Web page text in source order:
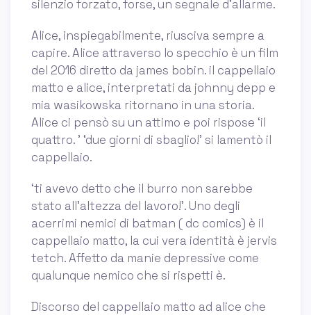
silenzio forzato, forse, un segnale d’allarme.
Alice, inspiegabilmente, riusciva sempre a
capire. Alice attraverso lo specchio è un film
del 2016 diretto da james bobin. il cappellaio
matto e alice, interpretati da johnny depp e
mia wasikowska ritornano in una storia.
Alice ci pensò su un attimo e poi rispose ‘il
quattro. ’ ‘due giorni di sbaglio!’ si lamentò il
cappellaio.
‘ti avevo detto che il burro non sarebbe
stato all’altezza del lavoro!’. Uno degli
acerrimi nemici di batman ( dc comics) è il
cappellaio matto, la cui vera identità è jervis
tetch. Affetto da manie depressive come
qualunque nemico che si rispetti è.
Discorso del cappellaio matto ad alice che